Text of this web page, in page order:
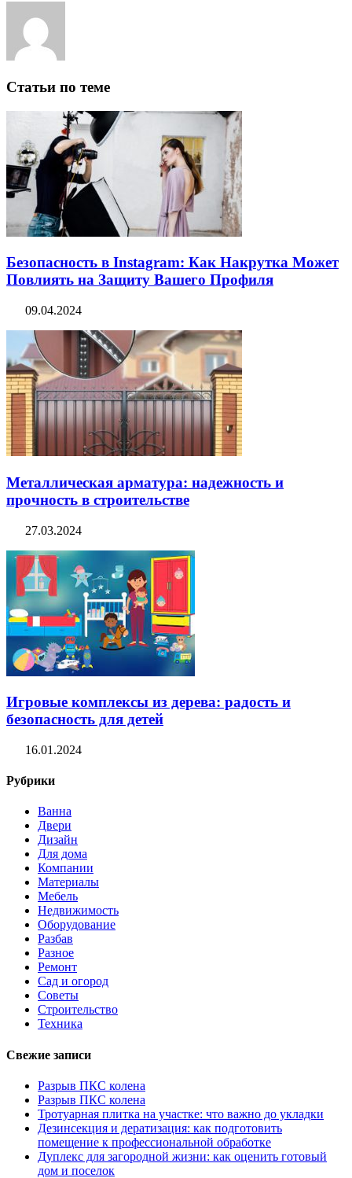
Статьи по теме
Безопасность в Instagram: Как Накрутка Может
Повлиять на Защиту Вашего Профиля
09.04.2024
Металлическая арматура: надежность и
прочность в строительстве
27.03.2024
Игровые комплексы из дерева: радость и
безопасность для детей
16.01.2024
Рубрики
Ванна
Двери
Дизайн
Для дома
Компании
Материалы
Мебель
Недвижимость
Оборудование
Разбав
Разное
Ремонт
Сад и огород
Советы
Строительство
Техника
Свежие записи
Разрыв ПКС колена
Разрыв ПКС колена
Тротуарная плитка на участке: что важно до укладки
Дезинсекция и дератизация: как подготовить
помещение к профессиональной обработке
Дуплекс для загородной жизни: как оценить готовый
дом и поселок